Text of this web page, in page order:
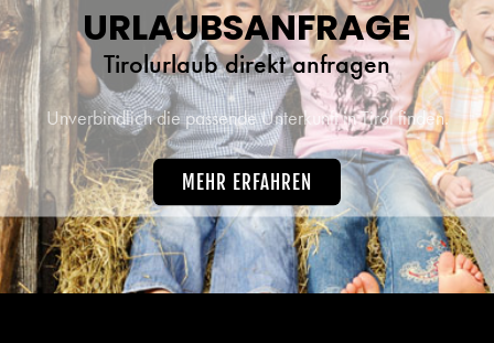
URLAUBSANFRAGE
Tirolurlaub direkt anfragen
Unverbindlich die passende Unterkunft in Tirol finden.
MEHR ERFAHREN